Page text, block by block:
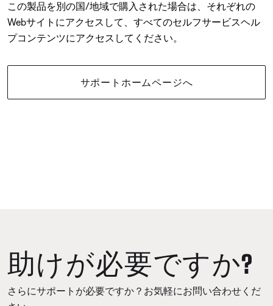
この製品を別の国/地域で購入された場合は、それぞれの
Webサイトにアクセスして、すべてのセルフサービスヘル
プコンテンツにアクセスしてください。
サポートホームページへ
助けが必要ですか?
さらにサポートが必要ですか？お気軽にお問い合わせくだ